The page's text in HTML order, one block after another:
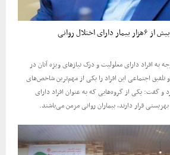
روانی
به افراد دارای معلولیت و درک نیاز‌های ویژه آنان در
اجتماعی این افراد را یکی از مهم‌ترین شاخص‌های
و گفت: یکی از گروه‌هایی که به عنوان افراد دارای
قرار دارند، بیماران روانی مزمن می‌باشند.